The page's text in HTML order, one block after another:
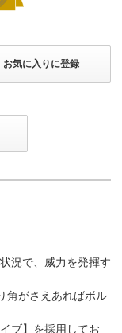
お気に入りに登録
況で、威力を発揮す
角がさえあればボル
ブ】を採用してお